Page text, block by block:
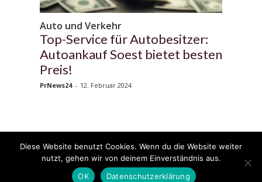
Auto und Verkehr
Top-Service für Autobesitzer:
Autoankauf Soest bietet besten
Preis!
PrNews24 - 12. Februar 2024
© 2020 - 2025 Copyright - KFZzeitung.com
Datenschutzerklärung FAQ Kontakt Impressum
Diese Website benutzt Cookies. Wenn du die Website weiter
nutzt, gehen wir von deinem Einverständnis aus.
OK
Datenschutzerklärung